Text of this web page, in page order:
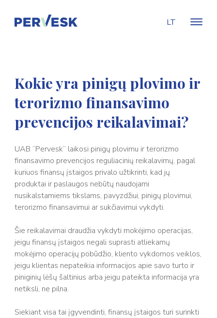
LT
Kokie yra pinigų plovimo ir
terorizmo finansavimo
prevencijos reikalavimai?
UAB “Pervesk” laikosi pinigų plovimu ir terorizmo
finansavimo prevencijos reguliacinių reikalavimų, pagal
kuriuos finansų įstaigos privalo užtikrinti, kad jų
produktai ir paslaugos nebūtų naudojami
nusikalstamiems tikslams, pavyzdžiui, pinigų plovimui,
terorizmo finansavimui ar sukčiavimui vykdyti.
Šie reikalavimai draudžia vykdyti mokėjimo operacijas,
jeigu finansų įstaigos negali suprasti atliekamų
mokėjimo operacijų pobūdžio, kliento vykdomos veiklos,
jeigu klientas nepateikia informacijos apie savo turto ir
piniginių lėšų šaltinius arba jeigu pateikta informacija yra
netiksli, ne pilna.
Siekiant visa tai įgyvendinti, finansų įstaigos turi surinkti